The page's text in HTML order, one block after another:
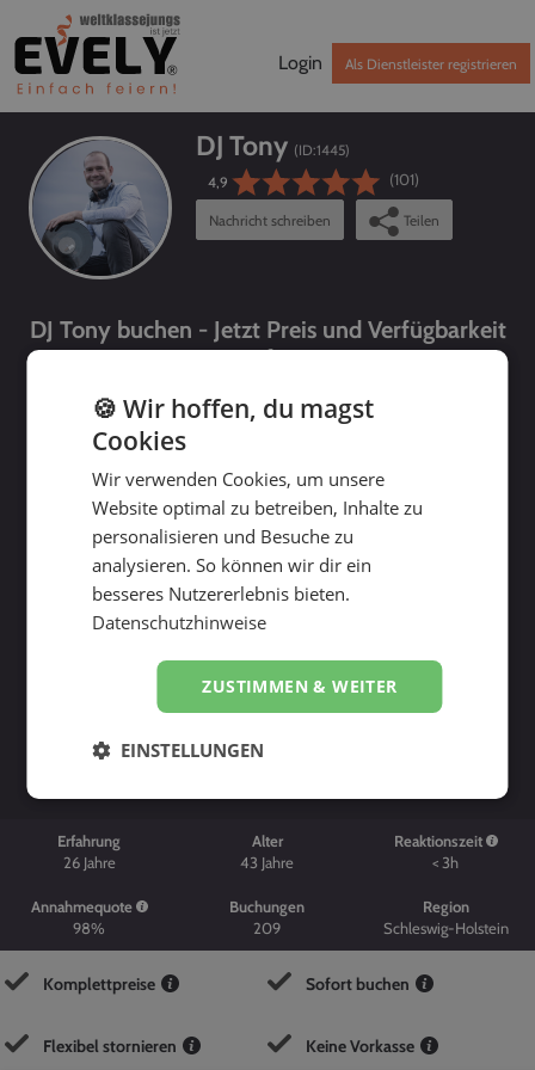
Login Als Dienstleister registrieren
DJ Tony (ID:1445)
4,9
(101)
Nachricht schreiben Teilen
DJ Tony buchen - Jetzt Preis und Verfügbarkeit
prüfen!
bis
Erfahrung
26 Jahre
Alter
43 Jahre
Reaktionszeit
< 3h
Annahmequote
98%
Buchungen
209
Region
Schleswig-Holstein
Komplettpreise Sofort buchen
Flexibel stornieren Keine Vorkasse
🍪 Wir hoffen, du magst
Cookies
Wir verwenden Cookies, um unsere
Website optimal zu betreiben, Inhalte zu
personalisieren und Besuche zu
analysieren. So können wir dir ein
besseres Nutzererlebnis bieten.
Datenschutzhinweise
ZUSTIMMEN & WEITER
EINSTELLUNGEN